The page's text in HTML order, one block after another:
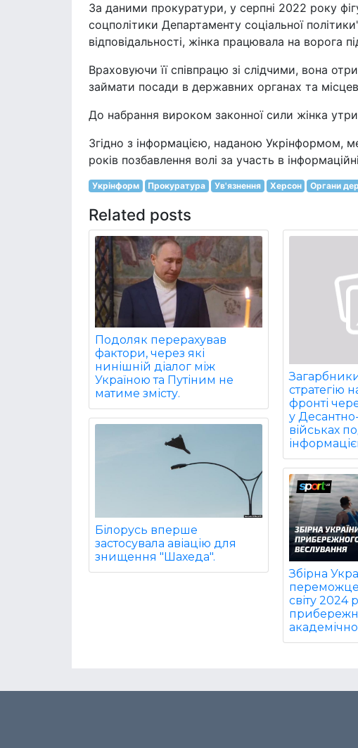
За даними прокуратури, у серпні 2022 року
соцполітики Департаменту соціальної
відповідальності, жінка працювала на ворога
Враховуючи її співпрацю зі слідчими, вона
займати посади в державних органах та
До набрання вироком законної сили жінка
Згідно з інформацією, наданою Укрінформом,
років позбавлення волі за участь в
Укрінформ Прокуратура Ув'язнення Херсон Органи
Related posts
Подоляк перерахував
фактори, через які
нинішній діалог між
Україною та Путіним не
матиме змісту.
Білорусь вперше
застосувала авіацію для
знищення "Шахеда".
стратегію
фронті
у
військах
Збірна
світу 2024